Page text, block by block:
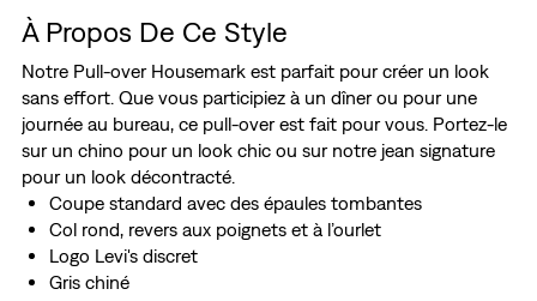
À Propos De Ce Style
Notre Pull-over Housemark est parfait pour créer un look
sans effort. Que vous participiez à un dîner ou pour une
journée au bureau, ce pull-over est fait pour vous. Portez-le
sur un chino pour un look chic ou sur notre jean signature
pour un look décontracté.
Coupe standard avec des épaules tombantes
Col rond, revers aux poignets et à l’ourlet
Logo Levi's discret
Gris chiné